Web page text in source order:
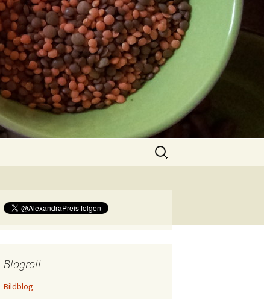
Suchen
nach:
Blogroll
Bildblog